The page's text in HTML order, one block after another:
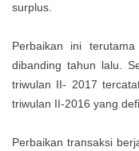
surplus.
Perbaikan ini
dibanding tahun lalu.
triwulan II- 2017
triwulan II-2016 yang
Perbaikan transaksi